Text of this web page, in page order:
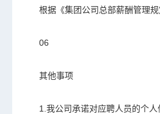
根据《集团公司总部薪酬管理规
06
其他事项
1.我公司承诺对应聘人员的个